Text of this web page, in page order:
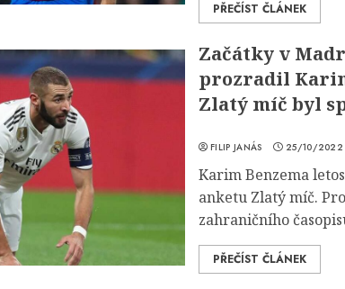
PŘEČÍST ČLÁNEK
Začátky v
prozradil
Zlatý míč byl
FILIP JANÁS 25/10/2022
Karim Benzema
anketu Zlatý míč.
zahraničního
PŘEČÍST ČLÁNEK